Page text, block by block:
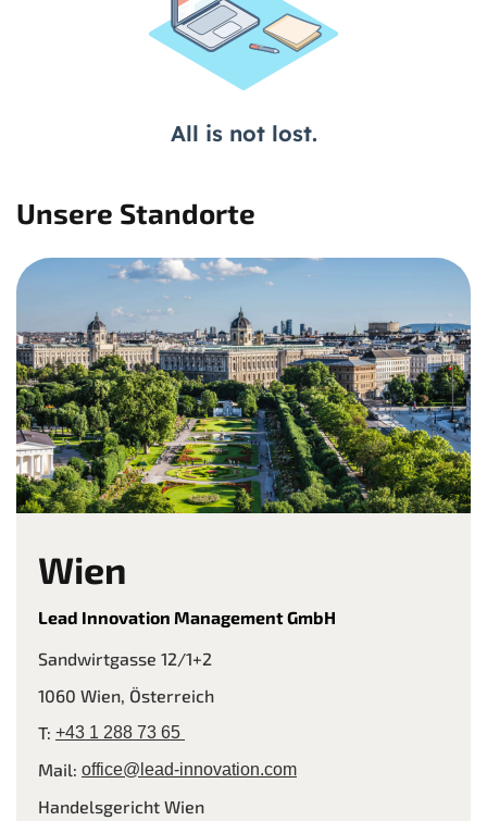
Unsere Standorte
Wien
Lead Innovation Management GmbH
Sandwirtgasse 12/1+2
1060 Wien, Österreich
T: +43 1 288 73 65
Mail: office@lead-innovation.com
Handelsgericht Wien